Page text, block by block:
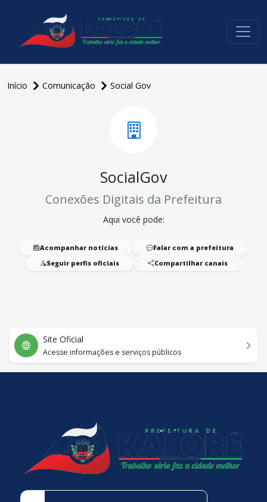
Início Comunicação Social Gov
SocialGov
Conexões Digitais da Prefeitura
Aqui você pode:
Acompanhar notícias
Falar com a prefeitura
Seguir perfis oficiais
Compartilhar canais
Site Oficial
Acesse informações e serviços públicos